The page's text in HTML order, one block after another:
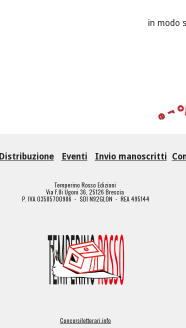
in modo
Distribuzione Eventi Invio manoscritti
Temperino Rosso Edizioni
Via F.lli Ugoni 36, 25126 Brescia
P. IVA 03585700986 - SDI N92GLON - REA 495144
Concorsiletterari.info